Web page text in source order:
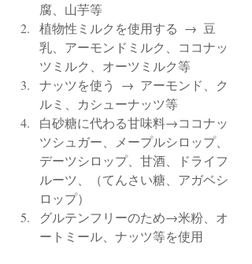
腐、山芋等
植物性ミルクを使用する  →  豆
乳、アーモンドミルク、ココナッ
ツミルク、オーツミルク等
ナッツを使う  →  アーモンド、ク
ルミ、カシューナッツ等
白砂糖に代わる甘味料→ココナッ
ツシュガー、メープルシロップ、
デーツシロップ、甘酒、ドライフ
ルーツ、（てんさい糖、アガベシ
ロップ）
グルテンフリーのため→米粉、オ
ートミール、ナッツ等を使用